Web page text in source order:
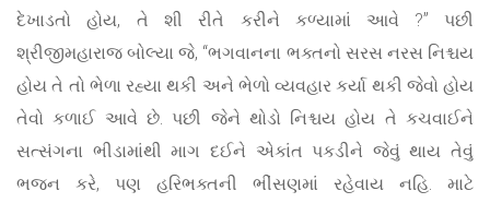
દેખાડતો હોય, તે શી રીતે કરીને કળ્યામાં આવે ?” પછી
શ્રીજીમહારાજ બોલ્યા જે, “ભગવાનના ભક્તનો સરસ નરસ નિશ્ચય
હોય તે તો ભેળા રહ્યા થકી અને ભેળો વ્યવહાર કર્યા થકી જેવો હોય
તેવો કળાઈ આવે છે. પછી જેને થોડો નિશ્ચય હોય તે કચવાઈને
સત્સંગના ભીડામાંથી માગ દઈને એકાંત પકડીને જેવું થાય તેવું
ભજન કરે, પણ હરિભક્તની ભીંસણમાં રહેવાય નહિ. માટે